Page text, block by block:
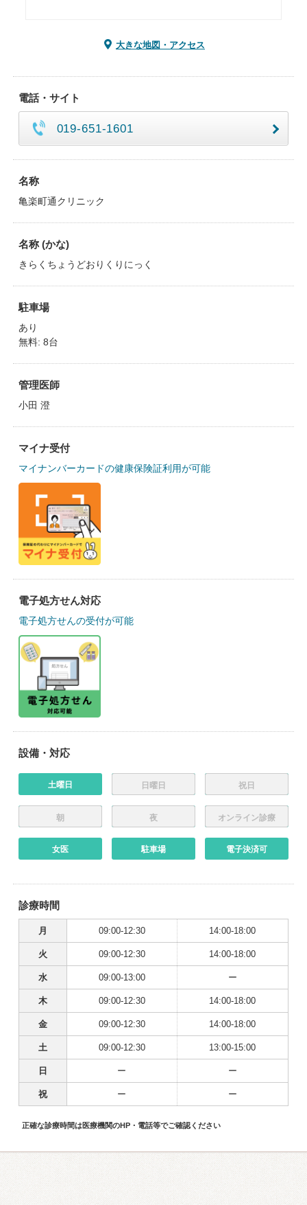
大きな地図・アクセス
電話・サイト
019-651-1601
名称
亀楽町通クリニック
名称 (かな)
きらくちょうどおりくりにっく
駐車場
あり
無料: 8台
管理医師
小田 澄
マイナ受付
マイナンバーカードの健康保険証利用が可能
電子処方せん対応
電子処方せんの受付が可能
設備・対応
土曜日 日曜日 祝日
朝 夜 オンライン診療
女医 駐車場 電子決済可
診療時間
月 09:00-12:30 14:00-18:00
火 09:00-12:30 14:00-18:00
水 09:00-13:00 ー
木 09:00-12:30 14:00-18:00
金 09:00-12:30 14:00-18:00
土 09:00-12:30 13:00-15:00
日 ー ー
祝 ー ー
正確な診療時間は医療機関のHP・電話等でご確認ください